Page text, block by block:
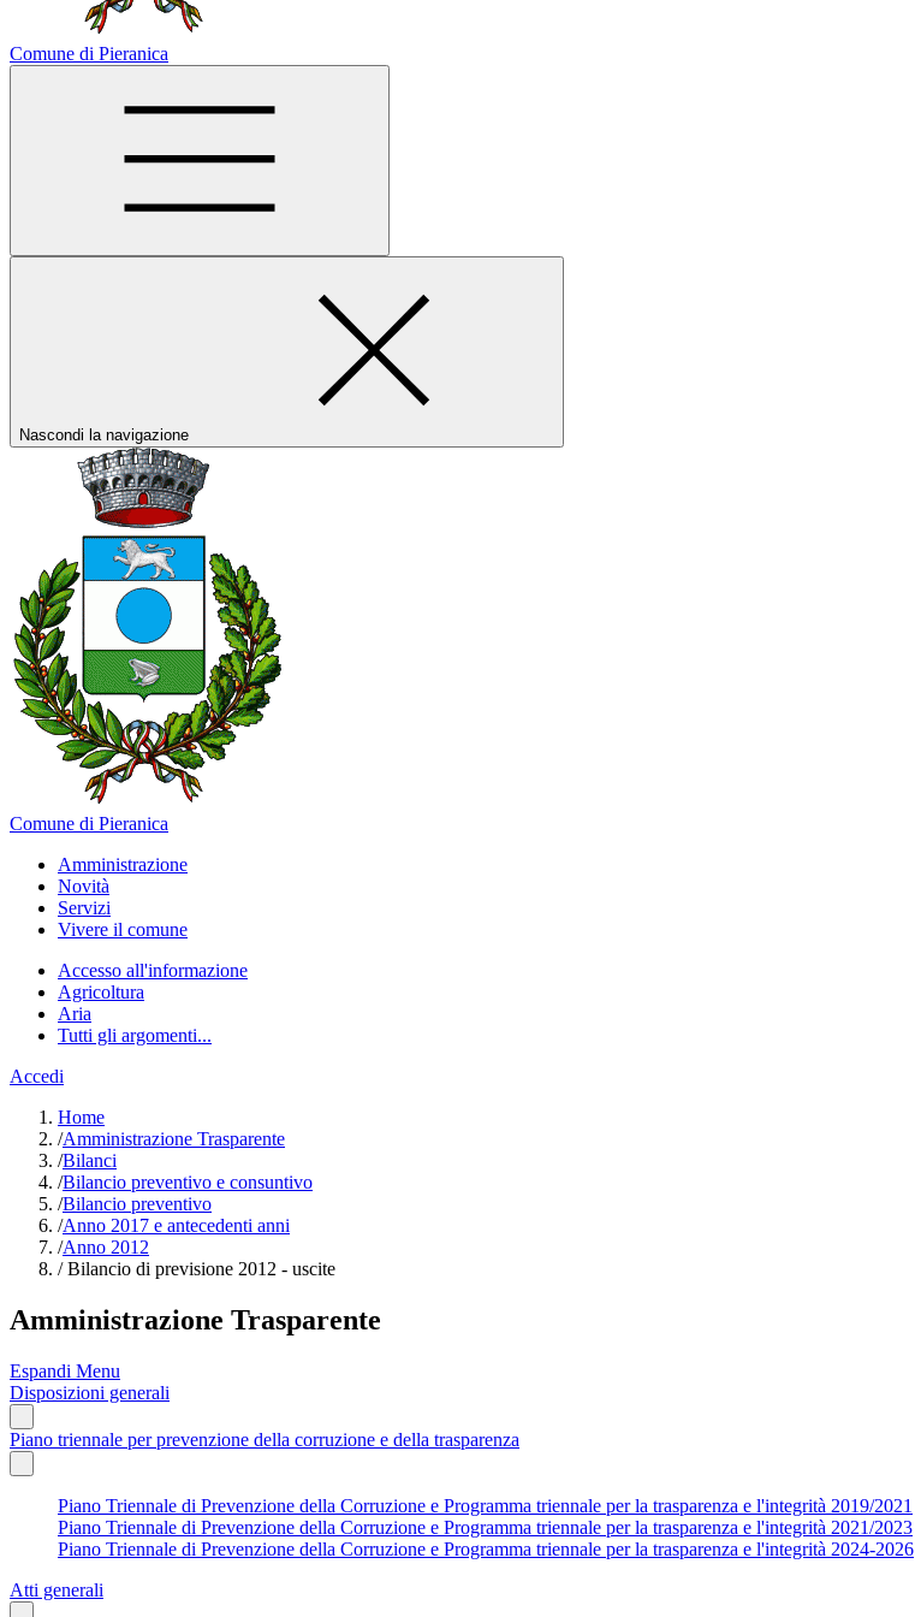
Comune di Pieranica
Nascondi la navigazione
Comune di Pieranica
Amministrazione
Novità
Servizi
Vivere il comune
Accesso all'informazione
Agricoltura
Aria
Tutti gli argomenti...
Accedi
Home
/Amministrazione Trasparente
/Bilanci
/Bilancio preventivo e consuntivo
/Bilancio preventivo
/Anno 2017 e antecedenti anni
/Anno 2012
/Bilancio di previsione 2012 - uscite
Amministrazione Trasparente
Espandi Menu
Disposizioni generali
Piano triennale per prevenzione della corruzione e della trasparenza
Piano Triennale di Prevenzione della Corruzione e Programma triennale per la trasparenza e l'integrità 2019/2021
Piano Triennale di Prevenzione della Corruzione e Programma triennale per la trasparenza e l'integrità 2021/2023
Piano Triennale di Prevenzione della Corruzione e Programma triennale per la trasparenza e l'integrità 2024-2026
Atti generali